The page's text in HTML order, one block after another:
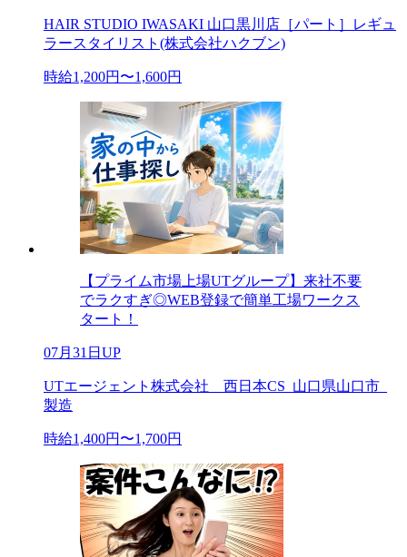
HAIR STUDIO IWASAKI 山口黒川店［パート］レギュ
ラースタイリスト(株式会社ハクブン)
時給1,200円〜1,600円
【プライム市場上場UTグループ】来社不要
でラクすぎ◎WEB登録で簡単工場ワークス
タート！
07月31日UP
UTエージェント株式会社 西日本CS_山口県山口市_
製造
時給1,400円〜1,700円